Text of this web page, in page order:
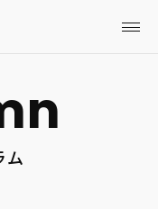
ム